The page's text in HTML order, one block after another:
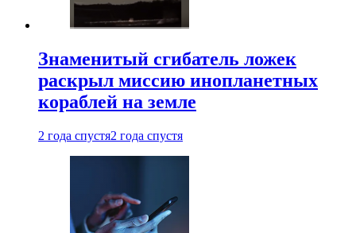
Знаменитый сгибатель ложек
раскрыл миссию инопланетных
кораблей на земле
2 года спустя2 года спустя